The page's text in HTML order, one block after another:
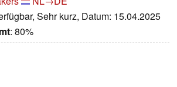
Sehr kurz, Datum: 15.04.2025
: 80%